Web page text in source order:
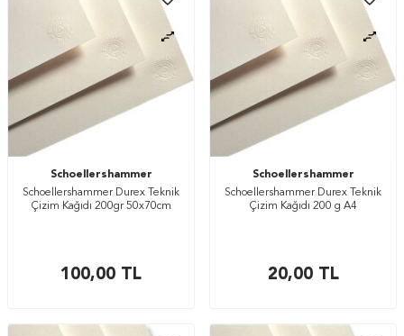
Schoellershammer
Schoellershammer Durex Teknik
Çizim Kağıdı 200gr 50x70cm
100,00 TL
Schoellershammer
Schoellershammer Durex Teknik
Çizim Kağıdı 200 g A4
20,00TL